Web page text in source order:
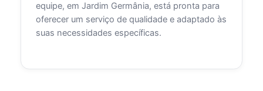
equipe, em Jardim Germânia, está pronta para
oferecer um serviço de qualidade e adaptado às
suas necessidades específicas.